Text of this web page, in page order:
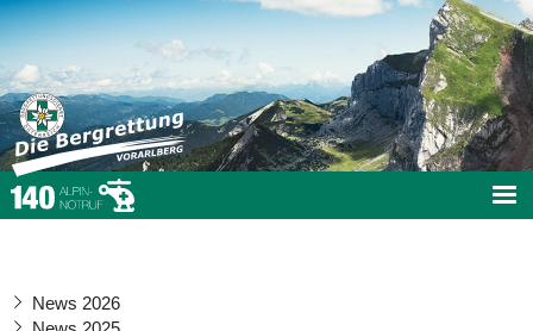
News 2026